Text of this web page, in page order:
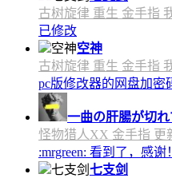
古树旋律 重生 金手指
已修改
空神
古树旋律 重生 金手指
pc版修改器的网盘加密
一曲の肝腸が切れ
怪物猎人XX 金手指 更
:mrgreen: 看到了，感谢！
七支剑